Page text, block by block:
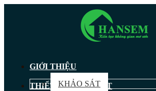
GIỚI THIỆU
KHẢO SÁT
THIẾT KẾ NỘI THẤT